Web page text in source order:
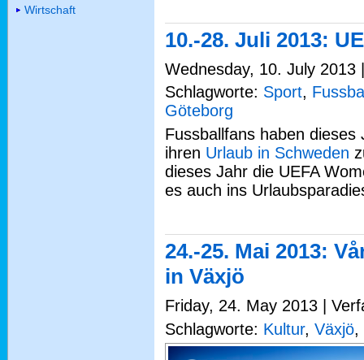
10.-28. Juli 2013:
Wednesday, 10. July 2013
Schlagworte: Sport,
Göteborg
Fussballfans haben
ihren Urlaub in Schweden
dieses Jahr die UEFA
es auch ins
24.-25. Mai 2013:
in Växjö
Friday, 24. May 2013 |
Schlagworte: Kultur, Växjö,
Wirtschaft